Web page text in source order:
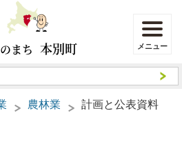
まち 本別町
農林業 計画と公表資料